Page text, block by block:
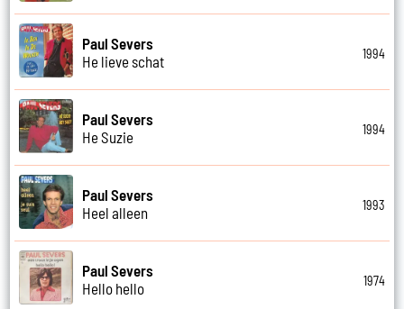
Paul Severs
He lieve schat
1994
Paul Severs
He Suzie
1994
Paul Severs
Heel alleen
1993
Paul Severs
Hello hello
1974